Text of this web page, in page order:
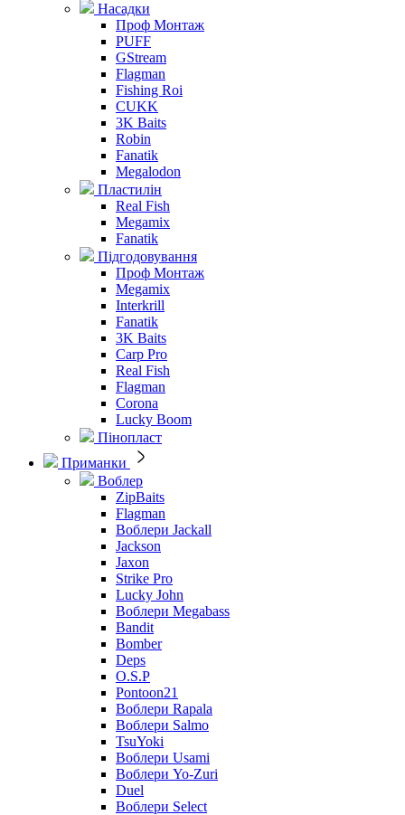
Насадки
Проф Монтаж
PUFF
GStream
Flagman
Fishing Roi
CUKK
3K Baits
Robin
Fanatik
Megalodon
Пластилін
Real Fish
Megamix
Fanatik
Підгодовування
Проф Монтаж
Megamix
Interkrill
Fanatik
3K Baits
Carp Pro
Real Fish
Flagman
Corona
Lucky Boom
Пінопласт
Приманки
Воблер
ZipBaits
Flagman
Воблери Jackall
Jackson
Jaxon
Strike Pro
Lucky John
Воблери Megabass
Bandit
Bomber
Deps
O.S.P
Pontoon21
Воблери Rapala
Воблери Salmo
TsuYoki
Воблери Usami
Воблери Yo-Zuri
Duel
Воблери Select